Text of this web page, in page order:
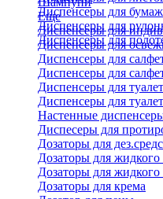
Диспенсеры для
Диспенсеры для
Диспенсеры для
Еще
Диспенсеры для
Диспенсеры для
Диспенсеры для
Диспенсеры для
Диспенсеры для
Диспенсеры для
Настенные
Диспесеры для
Дозаторы для
Дозаторы для
Дозаторы для
Дозаторы для крема